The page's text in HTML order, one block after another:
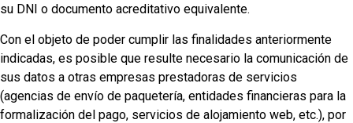
su DNI o documento acreditativo equivalente.
Con el objeto de poder cumplir las finalidades anteriormente
indicadas, es posible que resulte necesario la comunicación de
sus datos a otras empresas prestadoras de servicios
(agencias de envío de paquetería, entidades financieras para la
formalización del pago, servicios de alojamiento web, etc.), por